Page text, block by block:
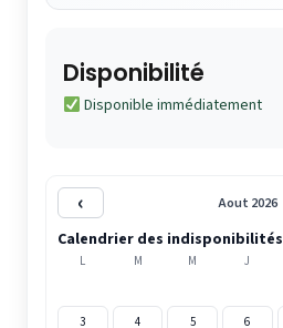
Disponibilité
Disponible immédiatement
‹ Aout 2026
Calendrier des indisponibilités
L M M J
3 4 5 6